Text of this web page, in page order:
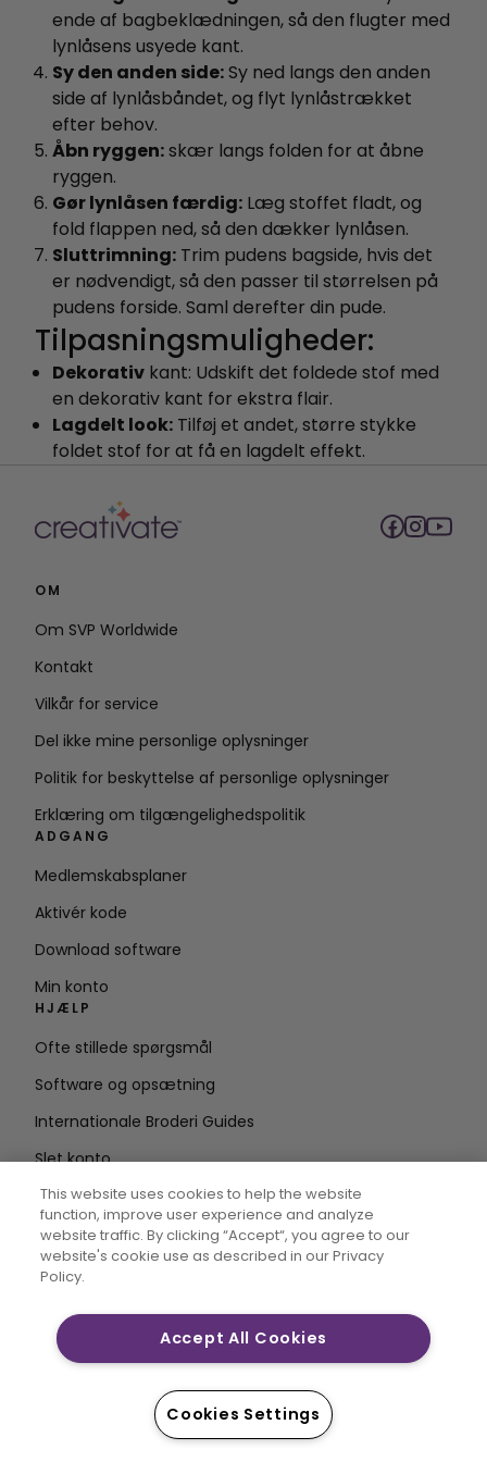
ende af bagbeklædningen, så den flugter med
lynlåsens usyede kant.
Sy den anden side:Sy ned langs den anden
side af lynlåsbåndet, og flyt lynlåstrækket
efter behov.
Åbn ryggen:skær langs folden for at åbne
ryggen.
Gør lynlåsen færdig: Læg stoffet fladt, og
fold flappen ned, så den dækker lynlåsen.
Sluttrimning: Trim pudens bagside, hvis det
er nødvendigt, så den passer til størrelsen på
pudens forside. Saml derefter din pude.
Tilpasningsmuligheder:
Dekorativ kant: Udskift det foldede stof med
en dekorativ kant for ekstra flair.
Lagdelt look: Tilføj et andet, større stykke
foldet stof for at få en lagdelt effekt.
OM
Om SVP Worldwide
Kontakt
Vilkår for service
Del ikke mine personlige oplysninger
Politik for beskyttelse af personlige oplysninger
Erklæring om tilgængelighedspolitik
ADGANG
Medlemskabsplaner
Aktivér kode
Download software
Min konto
HJÆLP
Ofte stillede spørgsmål
Software og opsætning
Internationale Broderi Guides
Slet konto
Indtast e-
mailadresse
CREATIVATE MYSEWNET er varemærker, der tilhører
Limited LLC eller dets datterselskaber. Alle rettigheder
This website uses cookies to help the website
function, improve user experience and analyze
website traffic. By clicking “Accept“, you agree to our
website's cookie use as described in our Privacy
Policy.
Accept All Cookies
Cookies Settings